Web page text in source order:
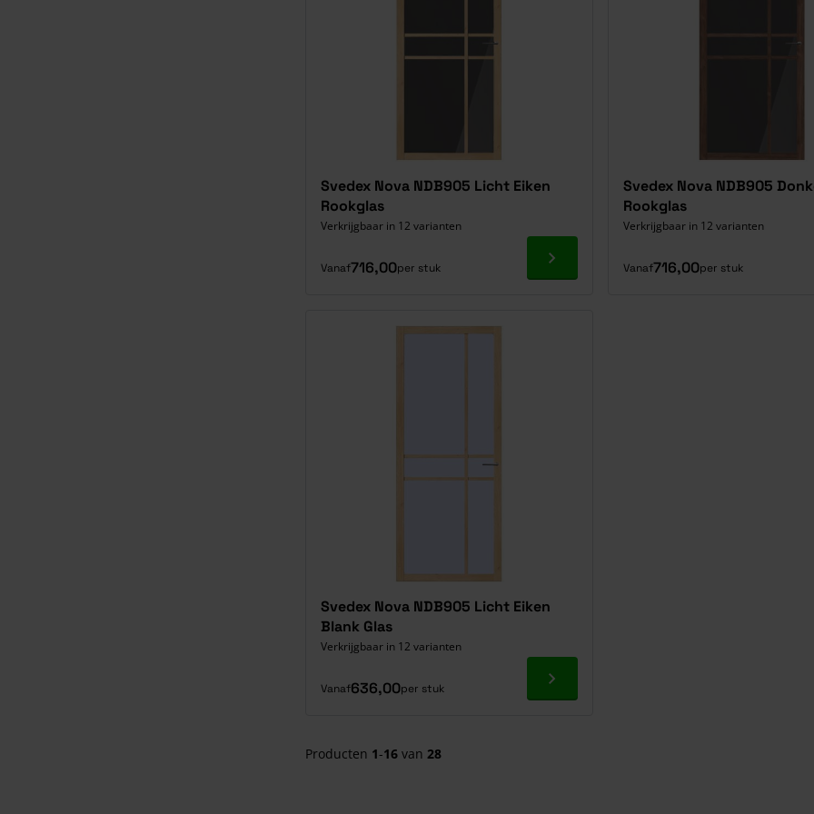
Svedex Nova NDB905 Licht Eiken
Rookglas
Verkrijgbaar in 12 varianten
Vanaf716,00per stuk Ga naar product
Svedex Nova NDB905
Rookglas
Verkrijgbaar in 12 varianten
Vanaf716,00per stuk
Svedex Nova NDB905 Licht Eiken
Blank Glas
Verkrijgbaar in 12 varianten
Vanaf636,00per stuk Ga naar product
Producten 1-16 van 28